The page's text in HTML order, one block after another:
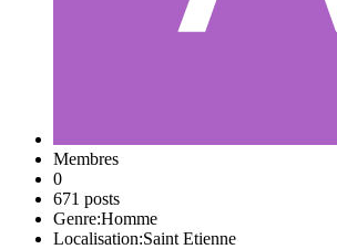
Membres
0
671 posts
Genre:Homme
Localisation:Saint Etienne